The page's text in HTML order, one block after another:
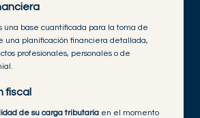
una base cuantificada para la toma de
una planificación financiera detallada,
profesionales, personales o de
fiscal
de su carga tributaria en el momento